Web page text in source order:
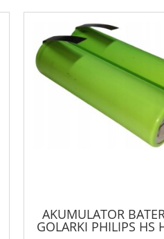
AKUMULATOR
GOLARKI PHILIPS HS